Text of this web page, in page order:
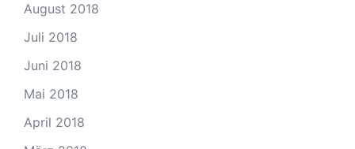
August 2018
Juli 2018
Juni 2018
Mai 2018
April 2018